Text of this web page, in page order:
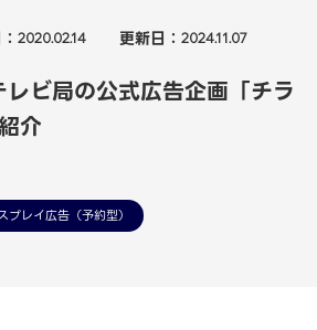
2020.02.14 更新日： 2024.11.07
ビ局の公式広告企画「チラ
介
プレイ広告（予約型）